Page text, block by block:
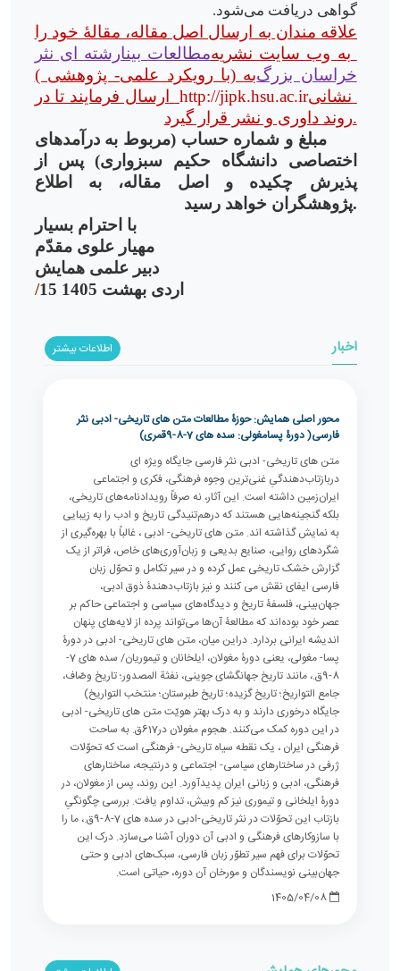
گواهی دریافت میشود.
علاقه مندان به ارسال اصل مقاله، مقالۀ خود را
مطالعات بینارشته ای نثر
خراسان بزرگ
( با رویکرد علمی- پژوهشی) به
http://jipk.hsu.ac.ir
ارسال فرمایند تا در
روند داوری و نشر قرار گیرد.
مبلغ و شماره حساب (مربوط به درآمدهای
اختصاصی دانشگاه حکیم سبزواری) پس از
پذیرش چکیده و اصل مقاله، به اطلاع
پژوهشگران خواهد رسید.
با احترام بسیار
مهیار علوی مقدّم
دبیر علمی همایش
15 اردی بهشت 1405
/
اخبار اطلاعات بیشتر
محور اصلی همایش: حوزۀ مطالعات متن های تاریخی- ادبی نثر
فارسی( دورۀ پسامغولی: سده های 7-8-9قمری)
متن های تاریخی- ادبی نثر فارسی جایگاه ویژه ای
دربازتاب‌دهندگیِ غنی‌ترین وجوه فرهنگی، فکری و اجتماعی
ایران‌زمین داشته است. این آثار، نه صرفاً رویدادنامه‌های تاریخی،
بلکه گنجینه‌هایی هستند که درهم‌تنیدگی تاریخ و ادب را به زیبایی
به نمایش گذاشته اند. متن های تاریخی- ادبی ، غالباً با بهره‌گیری از
شگردهای روایی، صنایع بدیعی و زبان‌آوری‌های خاص، فراتر از یک
گزارش خشک تاریخی عمل کرده و در سیر تکامل و تحوّل زبان
فارسی ایفای نقش می کنند و نیز بازتاب‌دهندۀ ذوق ادبی،
جهان‌بینی، فلسفۀ تاریخ و دیدگاه‌های سیاسی و اجتماعی حاکم بر
عصر خود بوده‌اند که مطالعۀ آن‌ها می‌تواند پرده از لایه‌های پنهان
اندیشه ایرانی بردارد. دراین میان، متن های تاریخی- ادبی در دورۀ
پسا- مغولی، یعنی دورۀ مغولان، ایلخانان و تیموریان/ سده های 7-
8-9ق.، مانند تاریخ جهانگشای جوینی، نفثة المصدور؛ تاریخ وصّاف،
جامع التواریخ؛ تاریخ گزیده؛ تاریخ طبرستان؛ منتخب التواریخ)
جایگاه درخوری دارند و به درک بهتر هویّت متن های تاریخی- ادبی
در این دوره کمک می‌کنند. هجوم مغولان در617ق. به ساحت
فرهنگی ایران ، یک نقطه سیاه تاریخی- فرهنگی است که تحوّلات
ژرفی در ساختارهای سیاسی- اجتماعی و درنتیجه، ساختارهای
فرهنگی، ادبی و زبانی ایران پدیدآورد. این روند، پس از مغولان، در
دورۀ ایلخانی و تیموری نیز کم وبیش، تداوم یافت. بررسی چگونگیِ
بازتاب این تحوّلات در نثر تاریخی-ادبی در سده های 7-8-9ق.، ما را
با سازوکار‌های فرهنگی و ادبی آن دوران آشنا می‌سازد. درک این
تحوّلات برای فهم سیر تطوّر زبان فارسی، سبک‌های ادبی و حتی
جهان‌بینی نویسندگان و مورخان آن دوره، حیاتی است.